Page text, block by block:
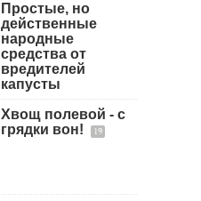
Простые, но
действенные
народные
средства от
вредителей
капусты
Хвощ полевой - с
грядки вон!
19